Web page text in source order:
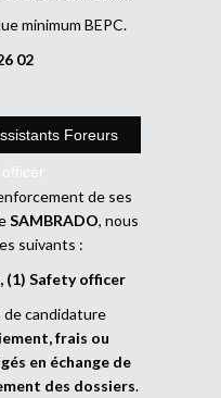
minimum BEPC.
02
Foreurs
de ses
SAMBRADO, nous
suivants :
(1) Safety officer
candidature
frais ou
en échange de
des dossiers.